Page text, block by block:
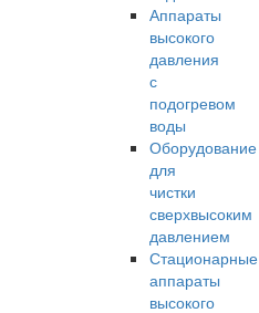
Аппараты
высокого
давления
с
подогревом
воды
Оборудование
для
чистки
сверхвысоким
давлением
Стационарные
аппараты
высокого